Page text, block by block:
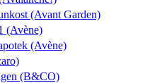
(Avant Garden)
(Avène)
(Avène)
(B&CO)